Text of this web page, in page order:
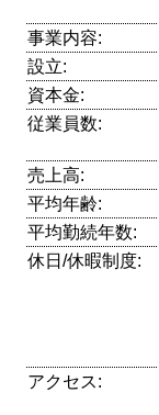
事業内容:
設立:
資本金:
従業員数:
売上高:
平均年齢:
平均勤続年数:
休日/休暇制度:
アクセス: